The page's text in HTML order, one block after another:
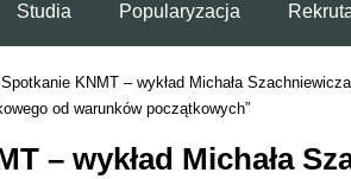
Studia Popularyzacja
Spotkanie KNMT – wykład Michała
od warunków początkowych”
– wykład Michała